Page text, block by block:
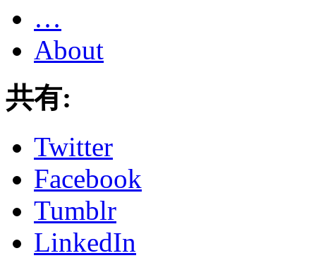
…
About
共有:
Twitter
Facebook
Tumblr
LinkedIn